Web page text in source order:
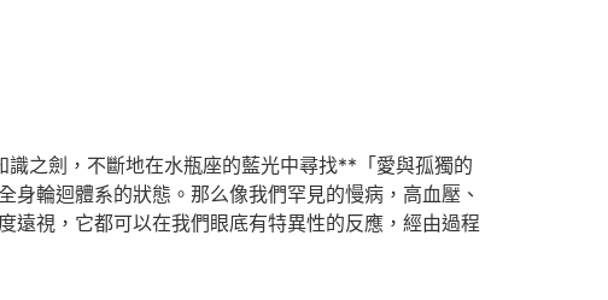
之劍，不斷地在水瓶座的藍光中尋找**「愛與孤獨的
輪迴體系的狀態。那么像我們罕見的慢病，高血壓、
遠視，它都可以在我們眼底有特異性的反應，經由過程